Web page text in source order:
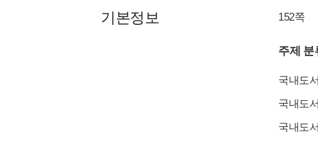
기본정보 152쪽
주제 분
국내도
국내도
국내도